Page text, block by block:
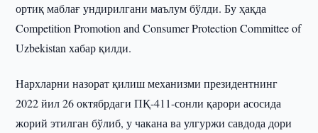
ортиқ маблағ ундирилгани маълум бўлди. Бу ҳақда
Competition Promotion and Consumer Protection Committee of
Uzbekistan хабар қилди.
Нархларни назорат қилиш механизми президентнинг
2022 йил 26 октябрдаги ПҚ-411-сонли қарори асосида
жорий этилган бўлиб, у чакана ва улгуржи савдода дори